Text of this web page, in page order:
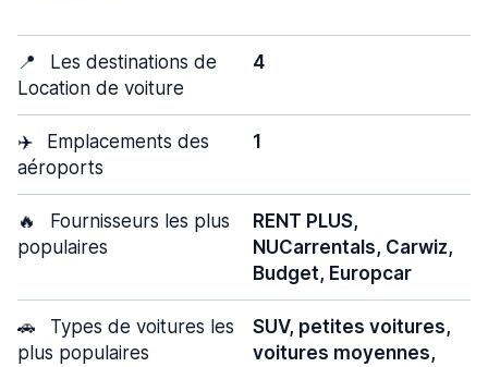
📍
Les destinations de
Location de voiture
4
✈️
Emplacements des
aéroports
1
🔥
Fournisseurs les plus
populaires
RENT PLUS,
NUCarrentals, Carwiz,
Budget, Europcar
🚗
Types de voitures les
plus populaires
SUV, petites voitures,
voitures moyennes,